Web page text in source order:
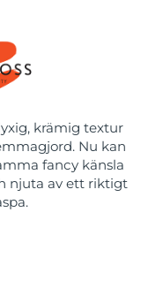
krämig textur
Nu kan
fancy känsla
njuta av ett riktigt